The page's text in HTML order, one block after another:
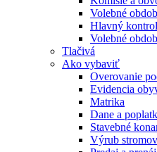
Volebné
Hlavný
Volebné
Tlačivá
Ako vybaviť
Overovanie
Evidencia
Matrika
Dane a
Stavebné
Výrub stromov